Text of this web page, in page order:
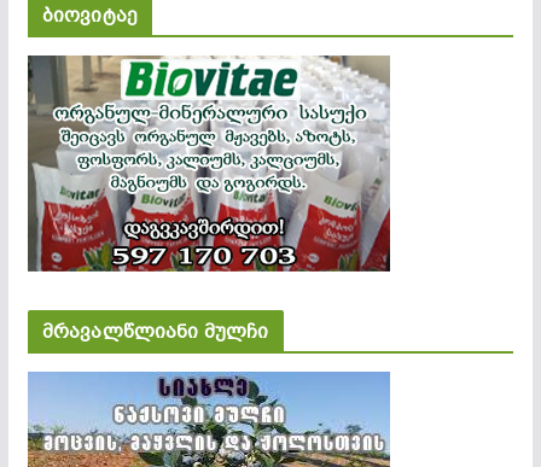
ბიოვიტაე
მრავალწლიანი მულჩი